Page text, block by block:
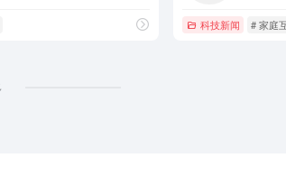
科技新闻 # 家庭